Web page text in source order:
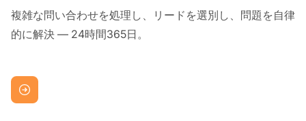
複雑な問い合わせを処理し、リードを選別し、問題を自律
的に解決 — 24時間365日。